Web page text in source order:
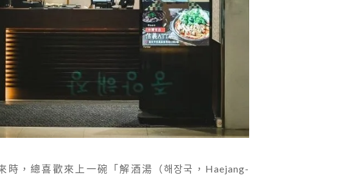
，總喜歡來上一碗「解酒湯（해장국，Haejang-